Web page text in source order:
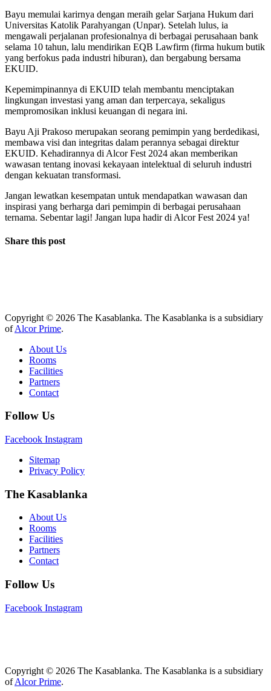
Bayu memulai karirnya dengan meraih gelar Sarjana Hukum dari
Universitas Katolik Parahyangan (Unpar). Setelah lulus, ia
mengawali perjalanan profesionalnya di berbagai perusahaan bank
selama 10 tahun, lalu mendirikan EQB Lawfirm (firma hukum butik
yang berfokus pada industri hiburan), dan bergabung bersama
EKUID.
Kepemimpinannya di EKUID telah membantu menciptakan
lingkungan investasi yang aman dan terpercaya, sekaligus
mempromosikan inklusi keuangan di negara ini.
Bayu Aji Prakoso merupakan seorang pemimpin yang berdedikasi,
membawa visi dan integritas dalam perannya sebagai direktur
EKUID. Kehadirannya di Alcor Fest 2024 akan memberikan
wawasan tentang inovasi kekayaan intelektual di seluruh industri
dengan kekuatan transformasi.
Jangan lewatkan kesempatan untuk mendapatkan wawasan dan
inspirasi yang berharga dari pemimpin di berbagai perusahaan
ternama. Sebentar lagi! Jangan lupa hadir di Alcor Fest 2024 ya!
Share this post
Copyright © 2026 The Kasablanka. The Kasablanka is a subsidiary
ofAlcor Prime.
About Us
Rooms
Facilities
Partners
Contact
Follow Us
Facebook Instagram
Sitemap
Privacy Policy
The Kasablanka
About Us
Rooms
Facilities
Partners
Contact
Follow Us
Facebook Instagram
Copyright © 2026 The Kasablanka. The Kasablanka is a subsidiary
ofAlcor Prime.